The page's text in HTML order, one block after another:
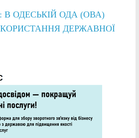
ОДЕСЬКІЙ ОДА (ОВА)
ДЕРЖАВНОЇ